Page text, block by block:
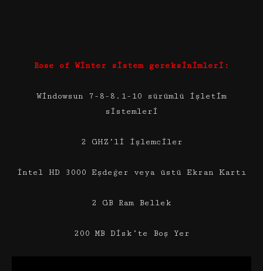
Rose of Winter sistem gereksinimleri:
Windowsun 7-8-8.1-10 sürümlü işletim
sistemleri
2 GHZ’li işlemciler
intel HD 3000 Eşdeğer veya üstü Ekran Kartı
2 GB Ram Bellek
200 MB Disk’te Boş Yer